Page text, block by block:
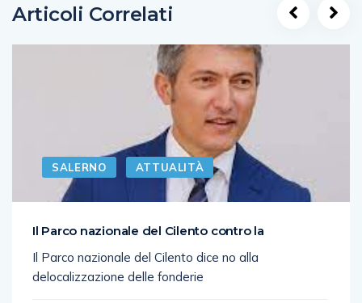
Articoli Correlati
SALERNO ATTUALITÀ
Il Parco nazionale del Cilento contro la
Il Parco nazionale del Cilento dice no alla
delocalizzazione delle fonderie